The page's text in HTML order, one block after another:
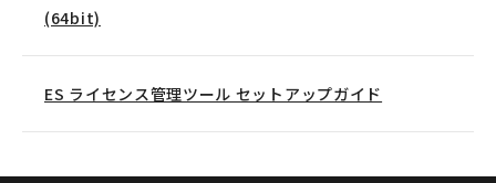
(64bit)
ES ライセンス管理ツール セットアップガイド